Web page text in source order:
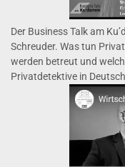
Der Business Talk am
Schreuder. Was tun
werden betreut und
Privatdetektive in